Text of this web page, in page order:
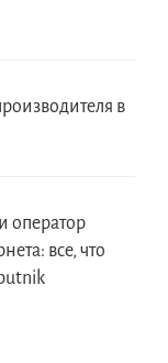
в
оператор
все, что